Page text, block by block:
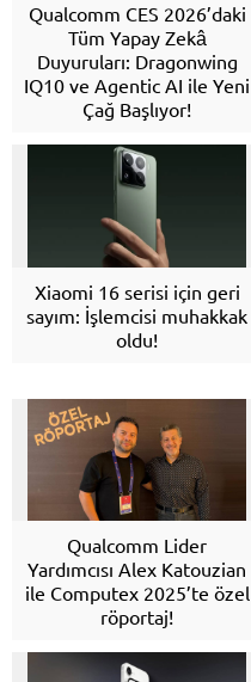
Qualcomm CES 2026’daki
Tüm Yapay Zekâ
Duyuruları: Dragonwing
IQ10 ve Agentic AI ile Yeni
Çağ Başlıyor!
Xiaomi 16 serisi için geri
sayım: İşlemcisi muhakkak
oldu!
Qualcomm Lider
Yardımcısı Alex Katouzian
ile Computex 2025’te özel
röportaj!